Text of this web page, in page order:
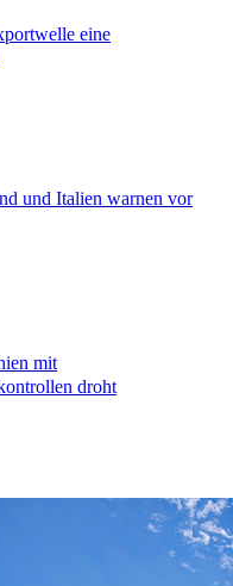
eine
und Italien warnen vor
mit
droht